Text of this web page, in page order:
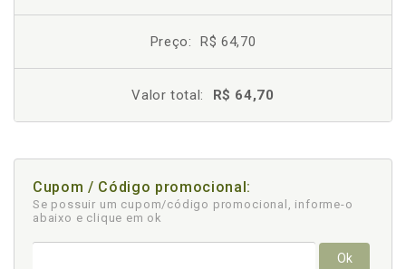
Preço: R$ 64,70
Valor total: R$ 64,70
Cupom / Código promocional:
Se possuir um cupom/código promocional, informe-o
abaixo e clique em ok
Ok